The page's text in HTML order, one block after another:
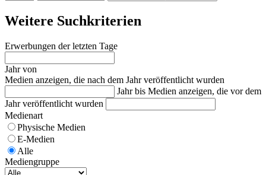
Weitere Suchkriterien
Erwerbungen der letzten Tage
Jahr von
Medien anzeigen, die nach dem Jahr veröffentlicht wurden
Jahr bis Medien anzeigen, die vor dem
Jahr veröffentlicht wurden
Medienart
Physische Medien
E-Medien
Alle
Mediengruppe